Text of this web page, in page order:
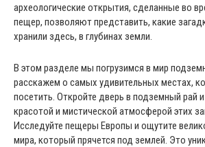
археологические открытия, сделанные во
пещер, позволяют представить, какие
хранили здесь, в глубинах земли.
В этом разделе мы погрузимся в мир
расскажем о самых удивительных местах,
посетить. Откройте дверь в подземный рай
красотой и мистической атмосферой этих
Исследуйте пещеры Европы и ощутите
мира, который прячется под землей. Это